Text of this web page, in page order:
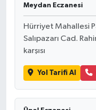
Meydan Eczanesi
Hürriyet Mahallesi
Salıpazarı Cad.
karşısı
Yol Tarifi Al